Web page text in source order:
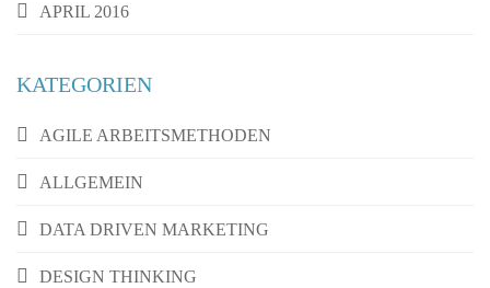
APRIL 2016
KATEGORIEN
AGILE ARBEITSMETHODEN
ALLGEMEIN
DATA DRIVEN MARKETING
DESIGN THINKING